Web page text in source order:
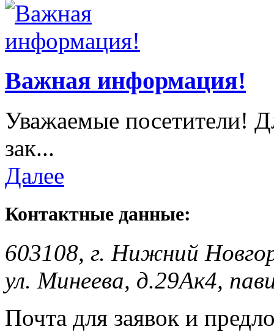
Важная информация!
Уважаемые посетители!
зак...
Далее
Контактные данные:
603108, г. Нижний
ул. Минеева, д.29Ак4,
Почта для заявок и